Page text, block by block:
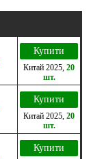
Купити
Китай 2025 20
шт.
Купити
Китай 2025 20
шт.
Купити